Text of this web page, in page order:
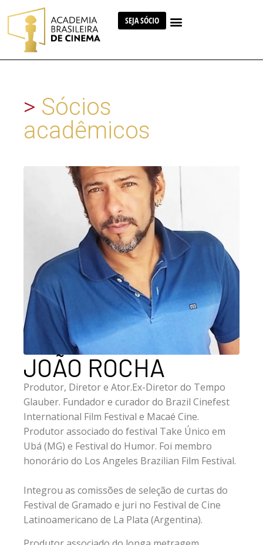
SEJA SÓCIO
> Sócios
acadêmicos
JOÃO ROCHA
Produtor, Diretor e Ator.Ex-Diretor do Tempo
Glauber. Fundador e curador do Brazil Cinefest
International Film Festival e Macaé Cine.
Produtor associado do festival Take Único em
Ubá (MG) e Festival do Humor. Foi membro
honorário do Los Angeles Brazilian Film Festival.
Integrou as comissões de seleção de curtas do
Festival de Gramado e juri no Festival de Cine
Latinoamericano de La Plata (Argentina).